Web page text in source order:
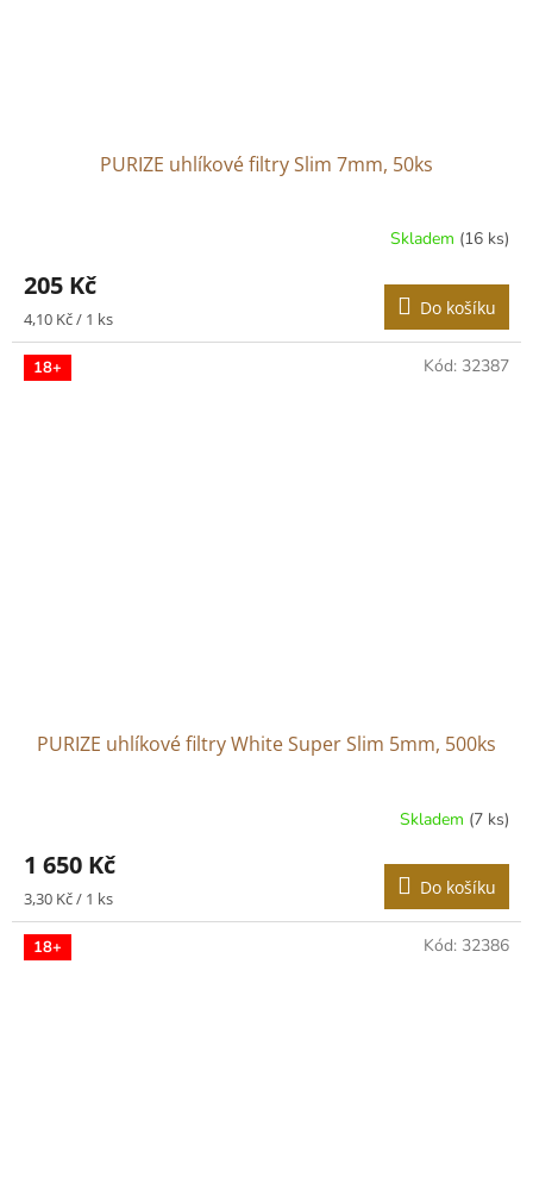
PURIZE uhlíkové filtry Slim 7mm, 50ks
Skladem (16 ks)
205 Kč
Měrná
cena:
4,10 Kč / 1 ks Do košíku
18+
PURIZE uhlíkové filtry White Super Slim 5mm, 500ks
Skladem (7 ks)
1 650 Kč
Měrná
cena:
3,30 Kč / 1 ks Do košíku
Kód: 32387
18+ Kód: 32386